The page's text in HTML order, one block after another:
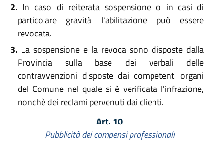
2. In caso di reiterata sospensione o in casi di
particolare gravità l'abilitazione può essere
revocata.
3. La sospensione e la revoca sono disposte dalla
Provincia sulla base dei verbali delle
contravvenzioni disposte dai competenti organi
del Comune nel quale si è verificata l'infrazione,
nonchè dei reclami pervenuti dai clienti.
Art. 10
Pubblicità dei compensi professionali